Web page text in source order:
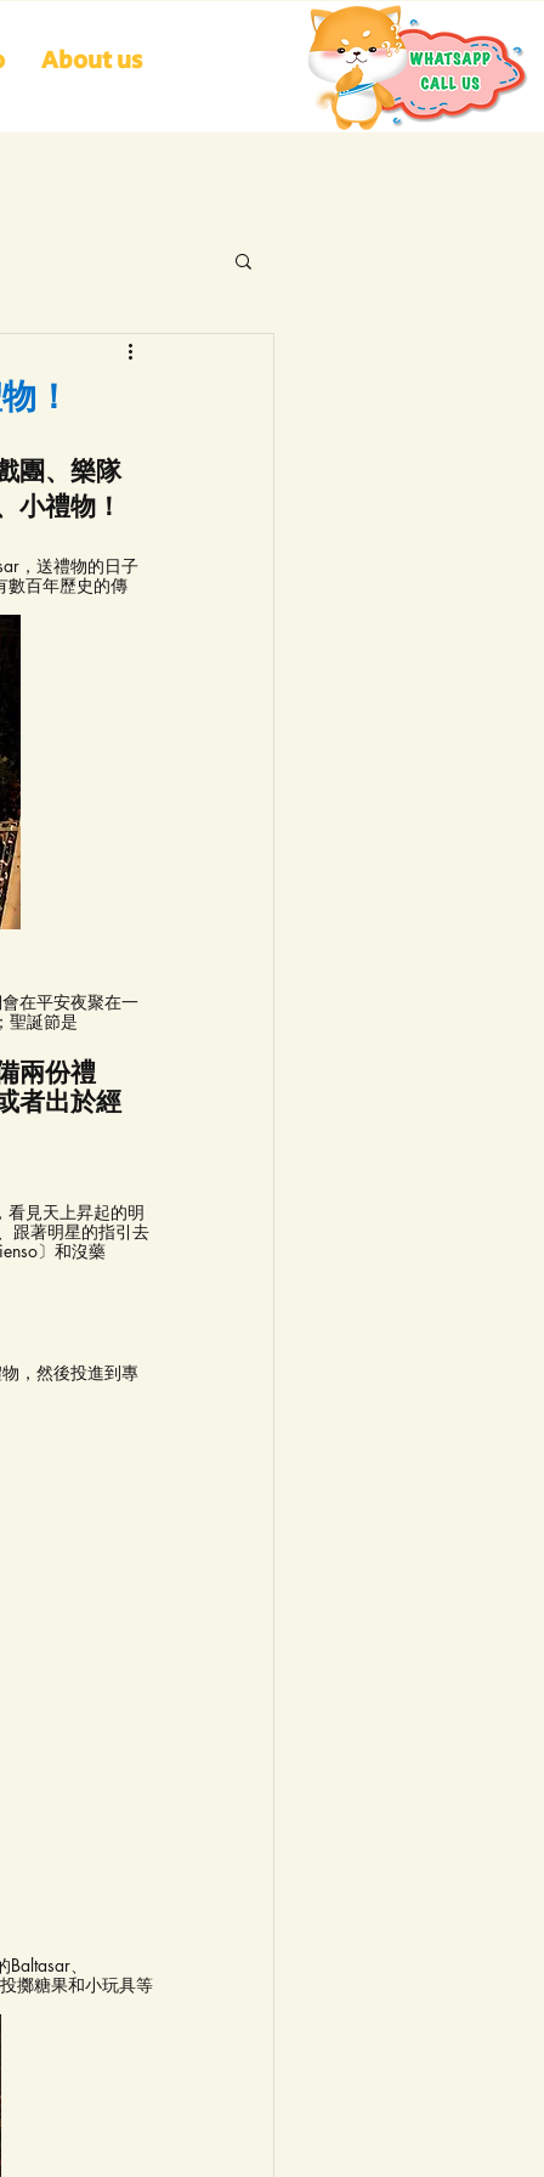
About us
！
團、樂隊
小禮物！
，送禮物的日子
數百年歷史的傳
在平安夜聚在一
聖誕節是
兩份禮
者出於經
看見天上昇起的明
跟著明星的指引去
〕和沒藥
，然後投進到專
、
擲糖果和小玩具等